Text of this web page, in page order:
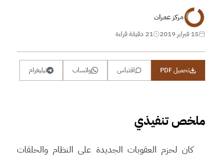
مركز عمران
15 فبراير 2019
21 دقيقة قراءة
تحميل PDF اقتباس واتساب تيليغرام
ملخص تنفيذي
كان لحزم العقوبات الجديدة على النظام والحلقات